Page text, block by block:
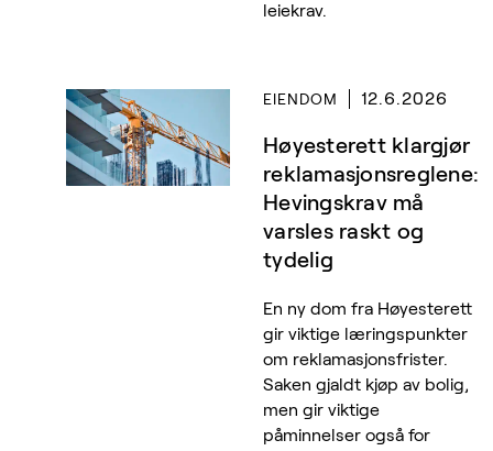
leiekrav.
EIENDOM 12.6.2026
Høyesterett klargjør
reklamasjonsreglene:
Hevingskrav må
varsles raskt og
tydelig
En ny dom fra Høyesterett
gir viktige læringspunkter
om reklamasjonsfrister.
Saken gjaldt kjøp av bolig,
men gir viktige
påminnelser også for